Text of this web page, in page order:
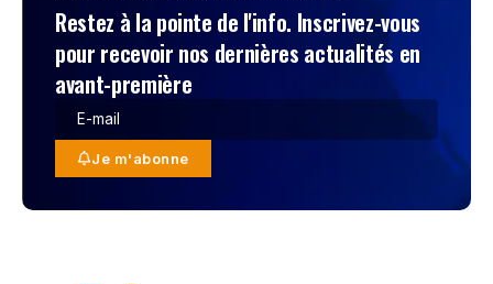
Restez à la pointe de l'info. Inscrivez-vous
pour recevoir nos dernières actualités en
avant-première
Je m'abonne